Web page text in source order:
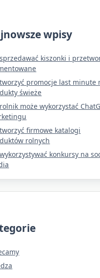
wpisy
sprzedawać kiszonki i
tworzyć promocje last minute
świeże
może wykorzystać
tworzyć firmowe katalogi
rolnych
wykorzystywać konkursy na